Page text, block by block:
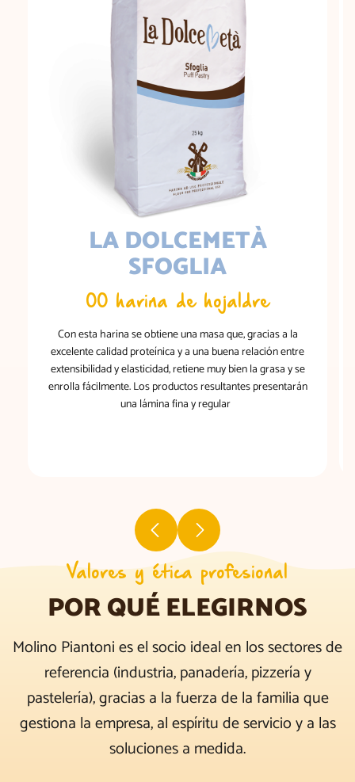
LA DOLCEMETÀ
SFOGLIA
00 harina de hojaldre
Con esta harina se obtiene una masa que, gracias a la
excelente calidad proteínica y a una buena relación entre
extensibilidad y elasticidad, retiene muy bien la grasa y se
enrolla fácilmente. Los productos resultantes presentarán
una lámina fina y regular
Valores y ética profesional
POR QUÉ ELEGIRNOS
Molino Piantoni es el socio ideal en los sectores de
referencia (industria, panadería, pizzería y
pastelería), gracias a la fuerza de la familia que
gestiona la empresa, al espíritu de servicio y a las
soluciones a medida.